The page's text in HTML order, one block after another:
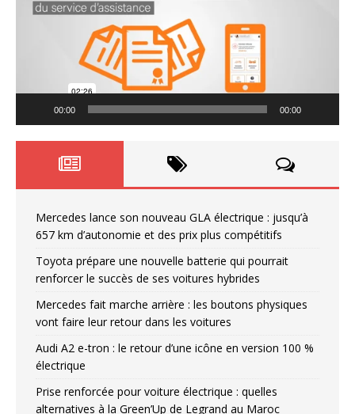
00:00 00:00
Mercedes lance son nouveau GLA électrique : jusqu’à
657 km d’autonomie et des prix plus compétitifs
Toyota prépare une nouvelle batterie qui pourrait
renforcer le succès de ses voitures hybrides
Mercedes fait marche arrière : les boutons physiques
vont faire leur retour dans les voitures
Audi A2 e-tron : le retour d’une icône en version 100 %
électrique
Prise renforcée pour voiture électrique : quelles
alternatives à la Green’Up de Legrand au Maroc